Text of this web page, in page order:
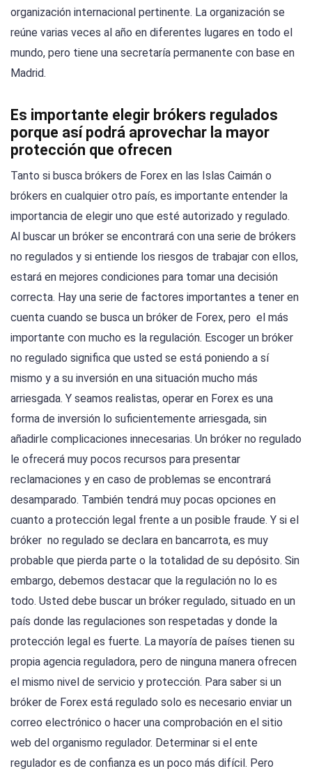
organización internacional pertinente. La organización se
reúne varias veces al año en diferentes lugares en todo el
mundo, pero tiene una secretaría permanente con base en
Madrid.
Es importante elegir brókers regulados
porque así podrá aprovechar la mayor
protección que ofrecen
Tanto si busca brókers de Forex en las Islas Caimán o
brókers en cualquier otro país, es importante entender la
importancia de elegir uno que esté autorizado y regulado.
Al buscar un bróker se encontrará con una serie de brókers
no regulados y si entiende los riesgos de trabajar con ellos,
estará en mejores condiciones para tomar una decisión
correcta. Hay una serie de factores importantes a tener en
cuenta cuando se busca un bróker de Forex, pero el más
importante con mucho es la regulación. Escoger un bróker
no regulado significa que usted se está poniendo a sí
mismo y a su inversión en una situación mucho más
arriesgada. Y seamos realistas, operar en Forex es una
forma de inversión lo suficientemente arriesgada, sin
añadirle complicaciones innecesarias. Un bróker no regulado
le ofrecerá muy pocos recursos para presentar
reclamaciones y en caso de problemas se encontrará
desamparado. También tendrá muy pocas opciones en
cuanto a protección legal frente a un posible fraude. Y si el
bróker no regulado se declara en bancarrota, es muy
probable que pierda parte o la totalidad de su depósito. Sin
embargo, debemos destacar que la regulación no lo es
todo. Usted debe buscar un bróker regulado, situado en un
país donde las regulaciones son respetadas y donde la
protección legal es fuerte. La mayoría de países tienen su
propia agencia reguladora, pero de ninguna manera ofrecen
el mismo nivel de servicio y protección. Para saber si un
bróker de Forex está regulado solo es necesario enviar un
correo electrónico o hacer una comprobación en el sitio
web del organismo regulador. Determinar si el ente
regulador es de confianza es un poco más difícil. Pero